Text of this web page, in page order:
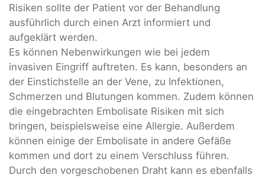
Risiken sollte der Patient vor der Behandlung
ausführlich durch einen Arzt informiert und
aufgeklärt werden.
Es können Nebenwirkungen wie bei jedem
invasiven Eingriff auftreten. Es kann, besonders an
der Einstichstelle an der Vene, zu Infektionen,
Schmerzen und Blutungen kommen. Zudem können
die eingebrachten Embolisate Risiken mit sich
bringen, beispielsweise eine Allergie. Außerdem
können einige der Embolisate in andere Gefäße
kommen und dort zu einem Verschluss führen.
Durch den vorgeschobenen Draht kann es ebenfalls